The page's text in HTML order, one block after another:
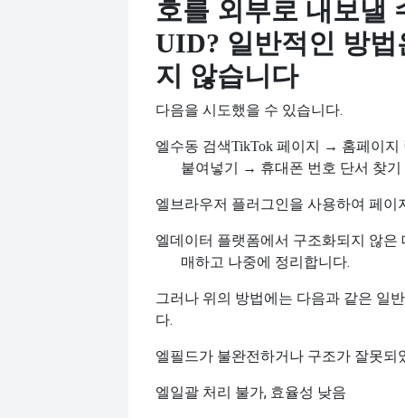
호를 외부로 내보낼
UID? 일반적인 방법
지 않습니다
다음을 시도했을 수 있습니다.
엘수동 검색TikTok 페이지 → 홈페이
붙여넣기 → 휴대폰 번호 단서 찾기
엘브라우저 플러그인을 사용하여 페이
엘데이터 플랫폼에서 구조화되지 않은
매하고 나중에 정리합니다.
그러나 위의 방법에는 다음과 같은 일
다.
엘필드가 불완전하거나 구조가 잘못되
엘일괄 처리 불가, 효율성 낮음